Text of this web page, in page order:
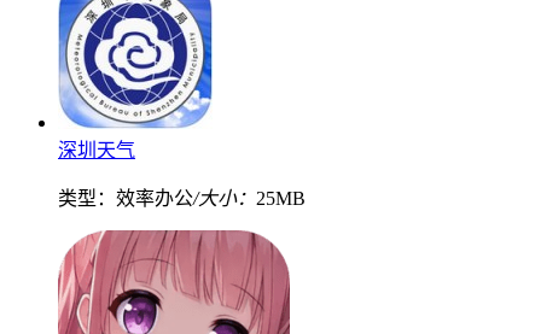
深圳天气
类型：效率办公/大小： 25MB